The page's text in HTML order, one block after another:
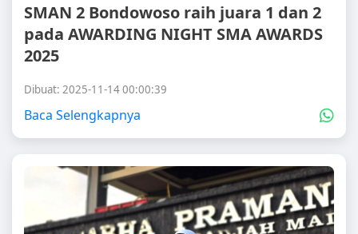
SMAN 2 Bondowoso raih juara 1 dan 2
pada AWARDING NIGHT SMA AWARDS
2025
Dibuat: 2025-11-14 00:00:39
Baca Selengkapnya